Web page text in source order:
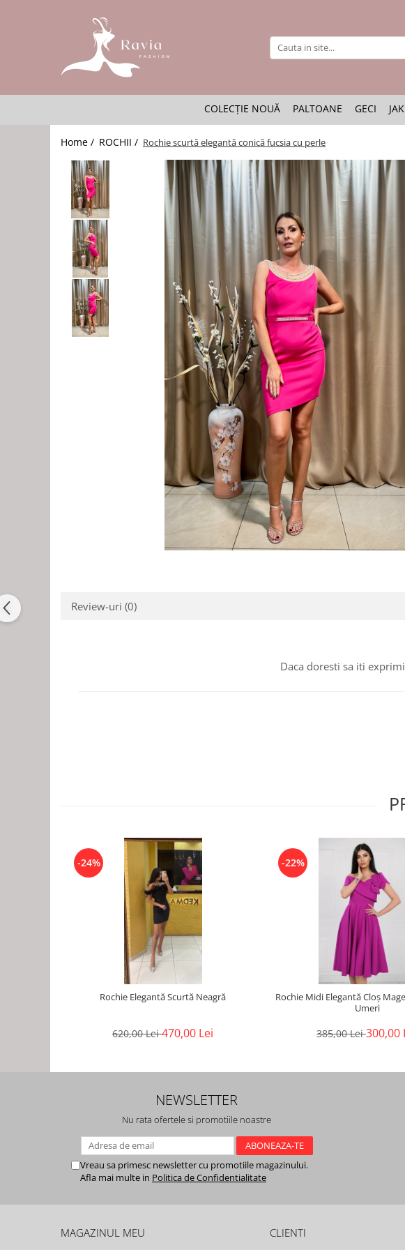
Rochii elegante lungi
Rochii elegante midi
Rochii casual
Rochii de ocazie
Rochii de nuntă
Rochii de botez
Rochii de seară
Rochii cu imprimeuri
Rochii elegante cu pene
Rochii mărimi mari
COLECȚIE NOUĂ PALTOANE GECI
Home / ROCHII / Rochie scurtă elegantă conică fucsia cu perle
Review-uri (0)
Daca doresti sa iti
-24%
Rochie Elegantă Scurtă Neagră
620,00 Lei470,00 Lei
-22%
Rochie Midi Elegantă Cloș
Umeri
385,00 Lei300,00
NEWSLETTER
Nu rata ofertele si promotiile noastre
Vreau sa primesc newsletter cu promotiile magazinului.
Afla mai multe in Politica de Confidentialitate
MAGAZINUL MEU CLIENTI